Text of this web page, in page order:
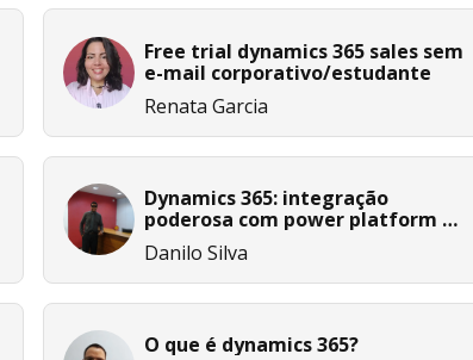
Free trial dynamics 365 sales sem
e-mail corporativo/estudante
Renata Garcia
Dynamics 365: integração
poderosa com power platform e
azure
Danilo Silva
O que é dynamics 365?